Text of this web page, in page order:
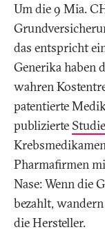
Um die 9 Mia.
das entspricht
Generika haben
wahren
patentierte
publizierte Studie
Pharmafirmen
Nase: Wenn die
bezahlt,
die Hersteller.